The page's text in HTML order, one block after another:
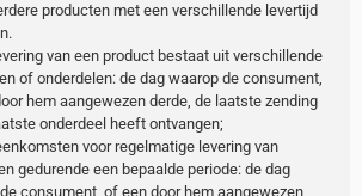
producten met een verschillende levertijd
van een product bestaat uit verschillende
of onderdelen: de dag waarop de consument,
hem aangewezen derde, de laatste zending
onderdeel heeft ontvangen;
voor regelmatige levering van
gedurende een bepaalde periode: de dag
consument, of een door hem aangewezen